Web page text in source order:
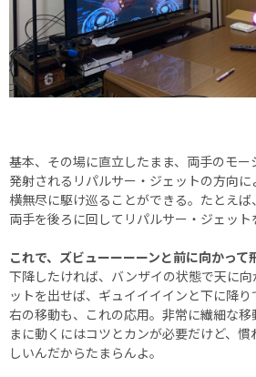
基本、その場に直立したまま、両手のモー
発射されるリパルサー・ジェットの方向
横無尽に駆け巡ることができる。たとえ
両手を後ろに回してリパルサー・ジェット
これで、ズビューーーーンと前に向かって
下降したければ、バンザイの状態で天に向
ットを出せば、ギュイイイインと下に降
右の移動も、これの応用。非常に繊細な移
まに動くにはコツとカンが必要だけど、
しいんだからたまらんよ。